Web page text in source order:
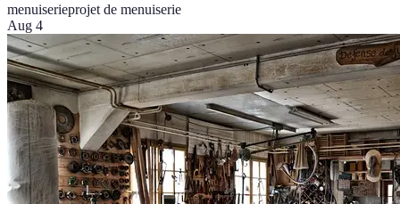
menuiserieprojet de menuiserie
Aug 4